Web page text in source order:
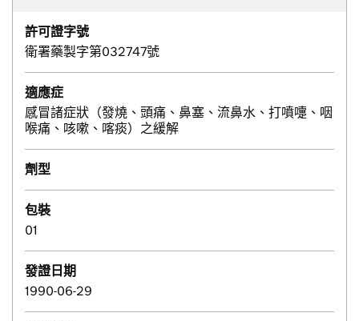
許可證字號
衛署藥製字第032747號
適應症
感冒諸症狀（發燒、頭痛、鼻塞、流鼻水、打噴嚏、咽
喉痛、咳嗽、喀痰）之緩解
劑型
包裝
01
發證日期
1990-06-29